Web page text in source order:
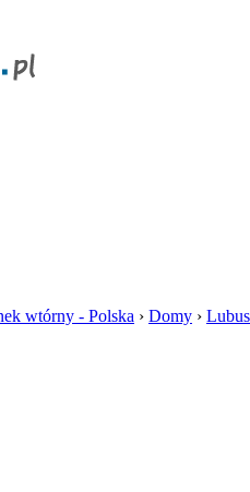
wtórny - Polska › Domy ›